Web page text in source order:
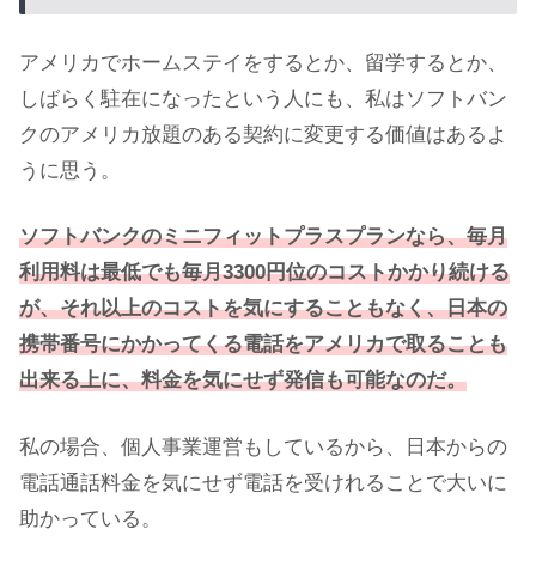
アメリカでホームステイをするとか、留学するとか、
しばらく駐在になったという人にも、私はソフトバン
クのアメリカ放題のある契約に変更する価値はあるよ
うに思う。
ソフトバンクのミニフィットプラスプランなら、毎月
利用料は最低でも毎月3300円位のコストかかり続ける
が、それ以上のコストを気にすることもなく、日本の
携帯番号にかかってくる電話をアメリカで取ることも
出来る上に、料金を気にせず発信も可能なのだ。
私の場合、個人事業運営もしているから、日本からの
電話通話料金を気にせず電話を受けれることで大いに
助かっている。